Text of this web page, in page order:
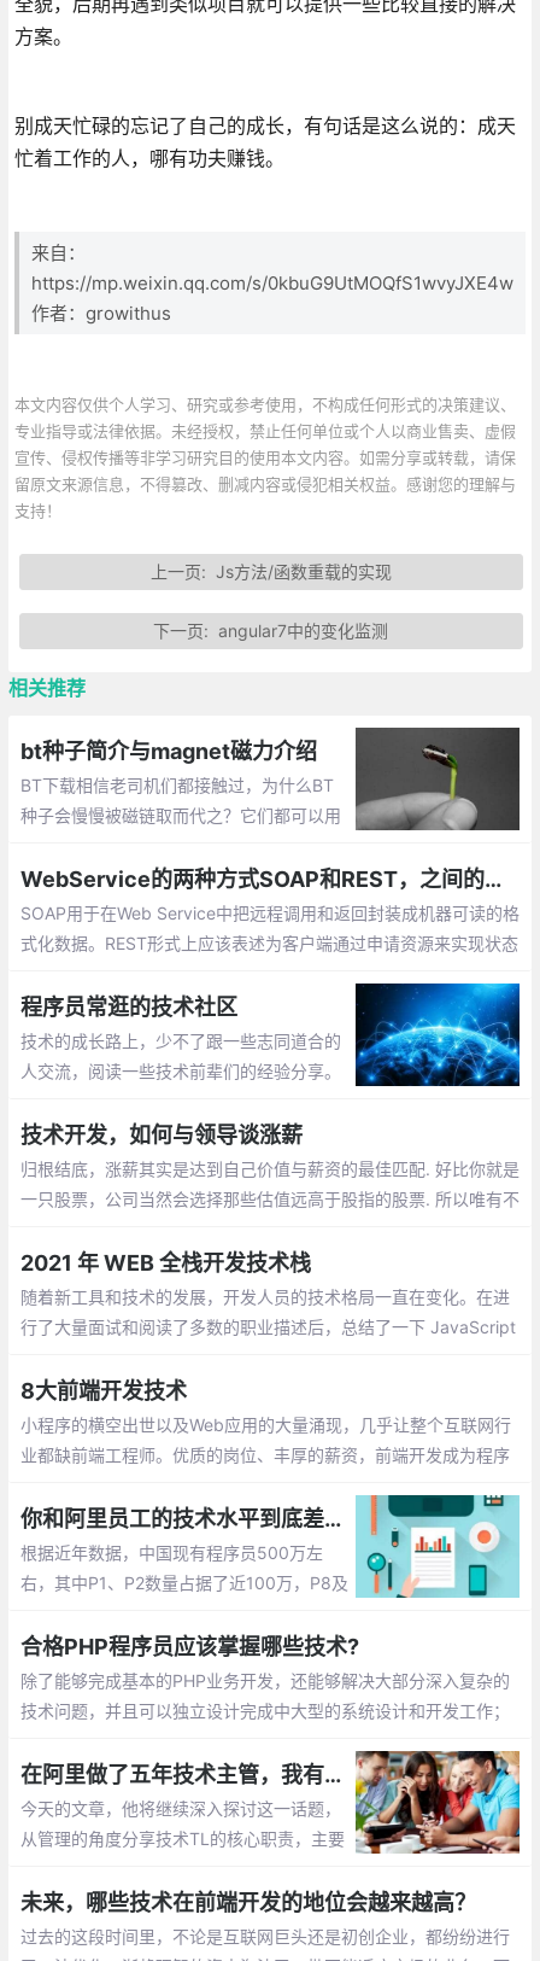
方案。
别成天忙碌的忘记了自己的成长，有句话是这么说的：成天
忙着工作的人，哪有功夫赚钱。
来自：
https://mp.weixin.qq.com/s/0kbuG9UtMOQfS1wvyJXE4w
作者：growithus
本文内容仅供个人学习、研究或参考使用，不构成任何形式的决策建议、
专业指导或法律依据。未经授权，禁止任何单位或个人以商业售卖、虚假
宣传、侵权传播等非学习研究目的使用本文内容。如需分享或转载，请保
留原文来源信息，不得篡改、删减内容或侵犯相关权益。感谢您的理解与
支持！
上一页: Js方法/函数重载的实现
下一页:angular7中的变化监测
相关推荐
bt种子简介与magnet磁力介绍
BT下载相信老司机们都接触过，为什么BT
种子会慢慢被磁链取而代之？它们都可以用
别，背后的技术上又有何不同？
WebService的两种方式SOAP和REST，之间的区别与优缺点
SOAP用于在Web Service中把远程调用和返回封装成机器可读的格
式化数据。REST形式上应该表述为客户端通过申请资源来实现状态
程序员常逛的技术社区
技术的成长路上，少不了跟一些志同道合的
人交流，阅读一些技术前辈们的经验分享。
伴，让码字之余，在技术、以及技术以外，
都有不少收获。
技术开发，如何与领导谈涨薪
归根结底，涨薪其实是达到自己价值与薪资的最佳匹配. 好比你就是
一只股票，公司当然会选择那些估值远高于股指的股票. 所以唯有不
2021 年 WEB 全栈开发技术栈
随着新工具和技术的发展，开发人员的技术格局一直在变化。在进
行了大量面试和阅读了多数的职业描述后，总结了一下 JavaScript
8大前端开发技术
小程序的横空出世以及Web应用的大量涌现，几乎让整个互联网行
业都缺前端工程师。优质的岗位、丰厚的薪资，前端开发成为程序
代，与高质量系统化提升导致的学习资源短缺
你和阿里员工的技术水平到底差几个等级
根据近年数据，中国现有程序员500万左
右，其中P1、P2数量占据了近100万，P8及
万。80后是企业的技术支柱，90后已开始
逐步成为企业的中坚力量
合格PHP程序员应该掌握哪些技术?
除了能够完成基本的PHP业务开发，还能够解决大部分深入复杂的
技术问题，并且可以独立设计完成中大型的系统设计和开发工作；
在阿里做了五年技术主管，我有话想说
今天的文章，他将继续深入探讨这一话题，
从管理的角度分享技术TL的核心职责，主要
与辅导、招聘与解雇等，希望与大家共同探
讨、交流。
未来，哪些技术在前端开发的地位会越来越高？
过去的这段时间里，不论是互联网巨头还是初创企业，都纷纷进行